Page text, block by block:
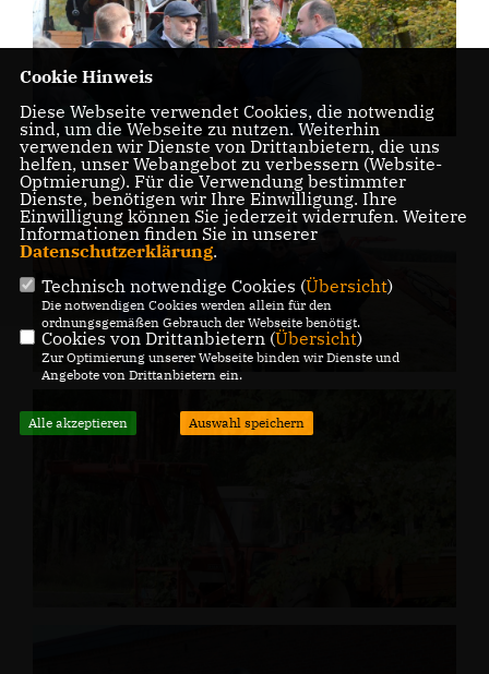
Cookie Hinweis
Diese Webseite verwendet Cookies, die notwendig
sind, um die Webseite zu nutzen. Weiterhin
verwenden wir Dienste von Drittanbietern, die uns
helfen, unser Webangebot zu verbessern (Website-
Optmierung). Für die Verwendung bestimmter
Dienste, benötigen wir Ihre Einwilligung. Ihre
Einwilligung können Sie jederzeit widerrufen. Weitere
Informationen finden Sie in unserer
Datenschutzerklärung.
Technisch notwendige Cookies (Übersicht)
Die notwendigen Cookies werden allein für den
ordnungsgemäßen Gebrauch der Webseite benötigt.
Cookies von Drittanbietern (Übersicht)
Zur Optimierung unserer Webseite binden wir Dienste und
Angebote von Drittanbietern ein.
Alle akzeptieren Auswahl speichern